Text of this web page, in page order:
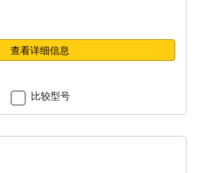
查看详细信息
比较型号